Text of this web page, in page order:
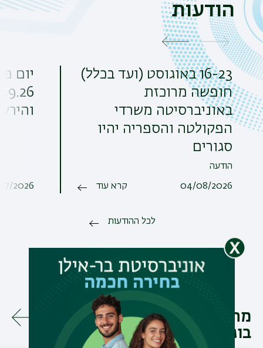
הודעות
16-23 באוגוסט (ועד בכלל)
חופשה מרוכזת
באוניברסיטה משרדי
הפקולטה והספריה יהיו
סגורים
הודעה
04/08/2026 קרא עוד
יום
2026
לכל ההודעות
מה עושים
בוגרינו?